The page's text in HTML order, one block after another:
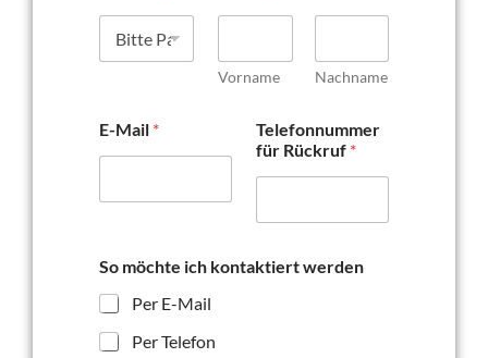
Vorname Nachname
E-Mail *
Telefonnummer
für Rückruf *
So möchte ich kontaktiert werden
Per E-Mail
Per Telefon